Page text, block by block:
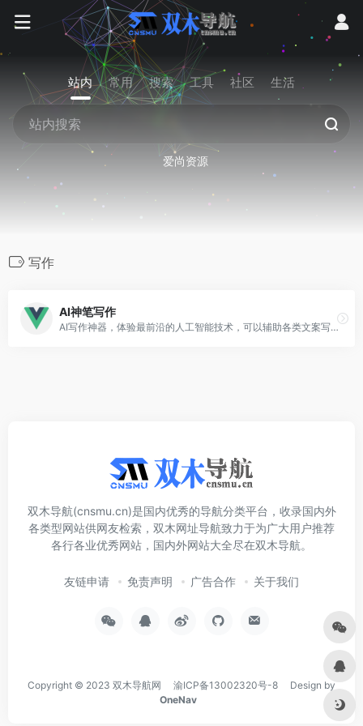
站内 常用 搜索 工具 社区 生活
爱尚资源
写作
AI神笔写作
AI写作神器，体验最前沿的人工智能技术，可以辅助各类文案写作，包括论文、公文、广告文案、产品描述、品牌故事、网站页面、社交媒体内容。
双木导航(cnsmu.cn)是国内优秀的导航分类平台，收录国内外
各类型网站供网友检索，双木网址导航致力于为广大用户推荐
各行各业优秀网站，国内外网站大全尽在双木导航。
友链申请 免责声明 广告合作 关于我们
Copyright © 2023 双木导航网 渝ICP备13002320号-8 Design by
OneNav